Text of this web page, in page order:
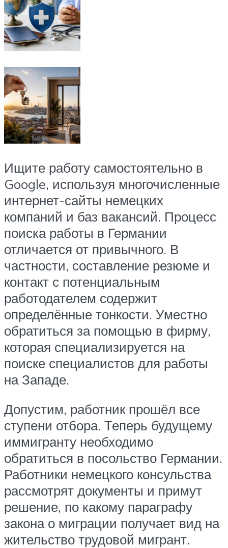
Ищите работу самостоятельно в
Google, используя многочисленные
интернет-сайты немецких
компаний и баз вакансий. Процесс
поиска работы в Германии
отличается от привычного. В
частности, составление резюме и
контакт с потенциальным
работодателем содержит
определённые тонкости. Уместно
обратиться за помощью в фирму,
которая специализируется на
поиске специалистов для работы
на Западе.
Допустим, работник прошёл все
ступени отбора. Теперь будущему
иммигранту необходимо
обратиться в посольство Германии.
Работники немецкого консульства
рассмотрят документы и примут
решение, по какому параграфу
закона о миграции получает вид на
жительство трудовой мигрант.